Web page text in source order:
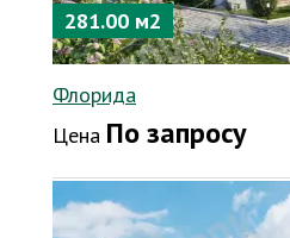
281.00 м2
Флорида
Цена По запросу